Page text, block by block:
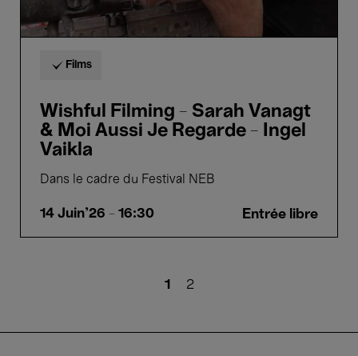
Films
Wishful Filming - Sarah Vanagt
& Moi Aussi Je Regarde - Ingel
Vaikla
Dans le cadre du Festival NEB
14 Juin'26 - 16:30 Entrée libre
Page
1 Page
2